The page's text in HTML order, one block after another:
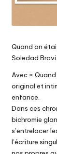
Quand on
Soledad Bravi
Avec «
original et
enfance.
Dans ces
bichromie
s’entrelacer
l’écriture